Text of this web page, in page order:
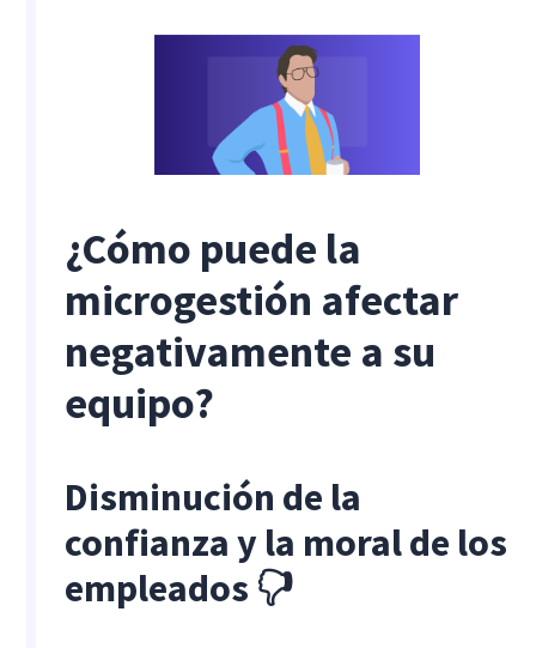
¿Cómo puede la
microgestión afectar
negativamente a su
equipo?
Disminución de la
confianza y la moral de los
empleados 🖓